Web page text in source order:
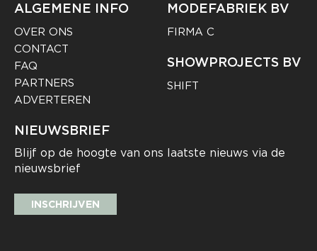
ALGEMENE INFO
OVER ONS
CONTACT
FAQ
PARTNERS
ADVERTEREN
MODEFABRIEK BV
FIRMA C
SHOWPROJECTS BV
SHIFT
NIEUWSBRIEF
Blijf op de hoogte van ons laatste nieuws via de
nieuwsbrief
INSCHRIJVEN